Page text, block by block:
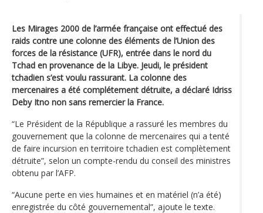
Les Mirages 2000 de l’armée française ont effectué des
raids contre une colonne des éléments de l’Union des
forces de la résistance (UFR), entrée dans le nord du
Tchad en provenance de la Libye. Jeudi, le président
tchadien s’est voulu rassurant. La colonne des
mercenaires a été complétement détruite, a déclaré Idriss
Deby Itno non sans remercier la France.
“Le Président de la République a rassuré les membres du
gouvernement que la colonne de mercenaires qui a tenté
de faire incursion en territoire tchadien est complètement
détruite”, selon un compte-rendu du conseil des ministres
obtenu par l’AFP.
“Aucune perte en vies humaines et en matériel (n’a été)
enregistrée du côté gouvernemental”, ajoute le texte.